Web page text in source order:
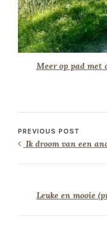
Meer op pad met
PREVIOUS POST
Ik droom van een
Leuke en mooie